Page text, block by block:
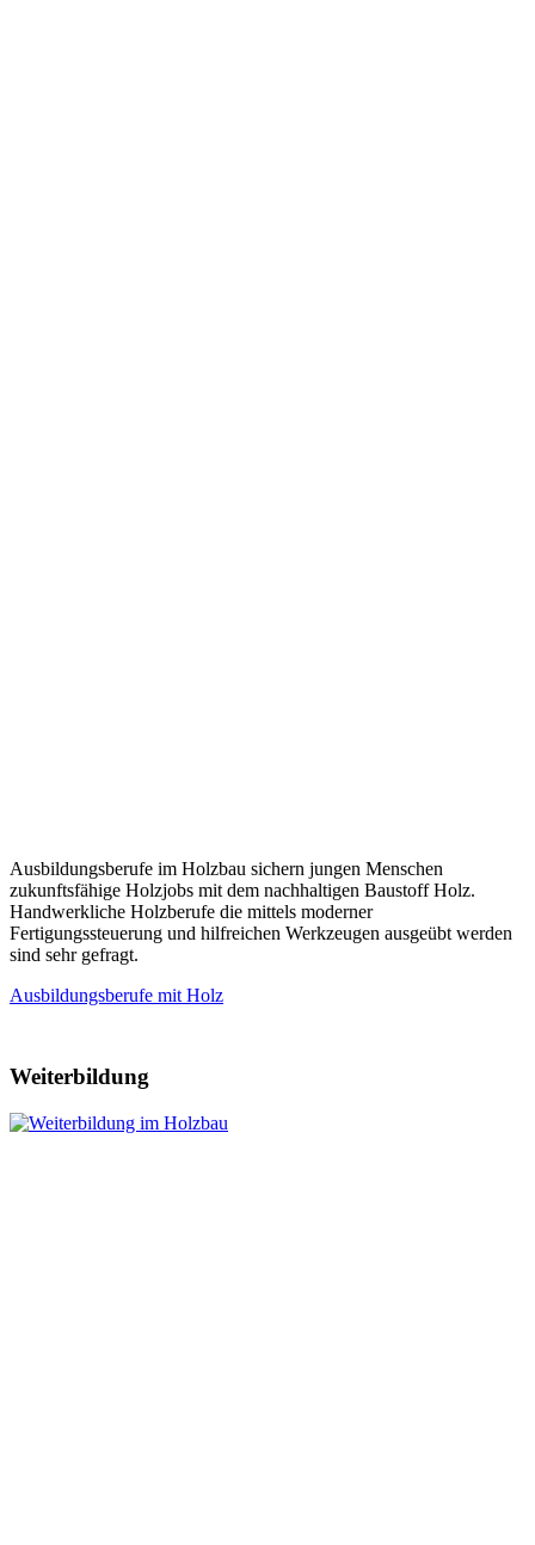
Ausbildungsberufe im Holzbau sichern jungen Menschen
zukunftsfähige Holzjobs mit dem nachhaltigen Baustoff Holz.
Handwerkliche Holzberufe die mittels moderner
Fertigungssteuerung und hilfreichen Werkzeugen ausgeübt werden
sind sehr gefragt.
Ausbildungsberufe mit Holz
Weiterbildung